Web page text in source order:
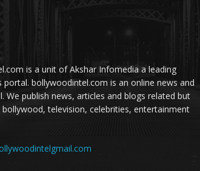
is a unit of Akshar Infomedia a leading
portal. bollywoodintel.com is an online news and
We publish news, articles and blogs related but
television, celebrities, entertainment